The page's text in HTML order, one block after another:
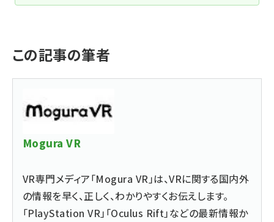
この記事の筆者
Mogura VR
VR専門メディア「Mogura VR」は、VRに関する国内外
の情報を早く、正しく、わかりやすくお伝えします。
「PlayStation VR」「Oculus Rift」などの最新情報か